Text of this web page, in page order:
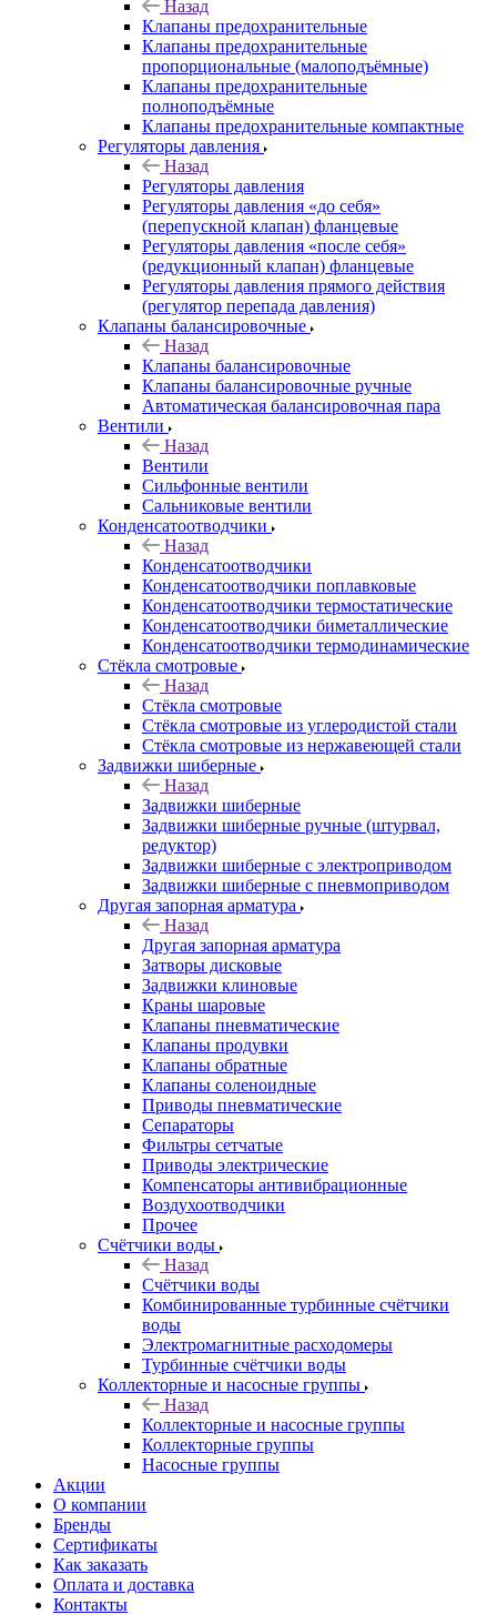
Назад
Клапаны предохранительные
Клапаны предохранительные
пропорциональные (малоподъёмные)
Клапаны предохранительные
полноподъёмные
Клапаны предохранительные компактные
Регуляторы давления
Назад
Регуляторы давления
Регуляторы давления «до себя»
(перепускной клапан) фланцевые
Регуляторы давления «после себя»
(редукционный клапан) фланцевые
Регуляторы давления прямого действия
(регулятор перепада давления)
Клапаны балансировочные
Назад
Клапаны балансировочные
Клапаны балансировочные ручные
Автоматическая балансировочная пара
Вентили
Назад
Вентили
Сильфонные вентили
Сальниковые вентили
Конденсатоотводчики
Назад
Конденсатоотводчики
Конденсатоотводчики поплавковые
Конденсатоотводчики термостатические
Конденсатоотводчики биметаллические
Конденсатоотводчики термодинамические
Стёкла смотровые
Назад
Стёкла смотровые
Стёкла смотровые из углеродистой стали
Стёкла смотровые из нержавеющей стали
Задвижки шиберные
Назад
Задвижки шиберные
Задвижки шиберные ручные (штурвал,
редуктор)
Задвижки шиберные с электроприводом
Задвижки шиберные с пневмоприводом
Другая запорная арматура
Назад
Другая запорная арматура
Затворы дисковые
Задвижки клиновые
Краны шаровые
Клапаны пневматические
Клапаны продувки
Клапаны обратные
Клапаны соленоидные
Приводы пневматические
Сепараторы
Фильтры сетчатые
Приводы электрические
Компенсаторы антивибрационные
Воздухоотводчики
Прочее
Счётчики воды
Назад
Счётчики воды
Комбинированные турбинные счётчики
воды
Электромагнитные расходомеры
Турбинные счётчики воды
Коллекторные и насосные группы
Назад
Коллекторные и насосные группы
Коллекторные группы
Насосные группы
Акции
О компании
Бренды
Сертификаты
Как заказать
Оплата и доставка
Контакты